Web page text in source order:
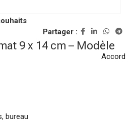
Partager :
9 x 14 cm – Modèle
Accord
bureau